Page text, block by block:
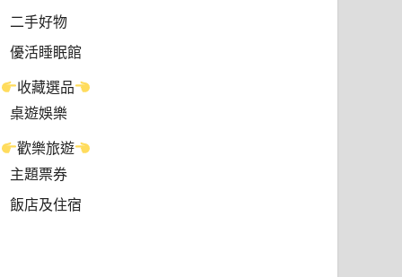
二手好物
優活睡眠館
收藏選品
桌遊娛樂
歡樂旅遊
主題票券
飯店及住宿